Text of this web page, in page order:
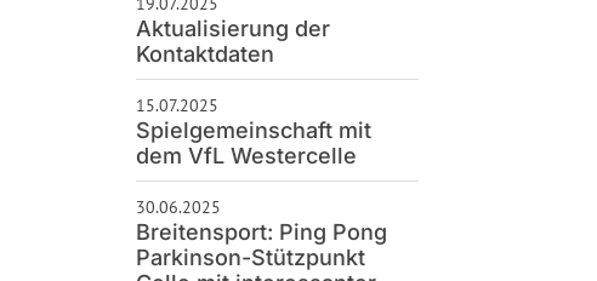
Aktualisierung der
Kontaktdaten
15.07.2025
Spielgemeinschaft mit
dem VfL Westercelle
30.06.2025
Breitensport: Ping Pong
Parkinson-Stützpunkt
Celle mit interessanter